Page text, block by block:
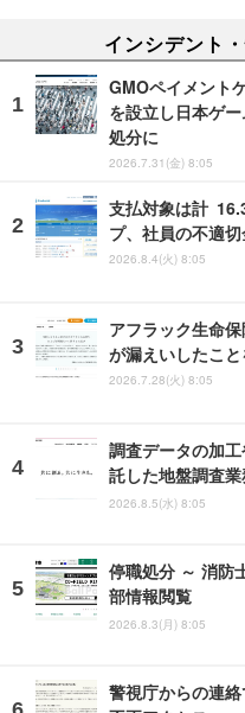
インシデント
GMOペイメント
を設立し日本ゲ
処分に
2026.7.31(金) 8:05
支払対象は計
プ、社員の不適
2026.8.4(火) 8:05
アフラック生命
が漏えいしたこ
2026.7.28(火) 8:05
調査データの加
託した地盤調査
2026.8.5(水) 8:05
停職処分 ～ 消防
部情報閲覧
2026.8.3(月) 8:05
警視庁からの連